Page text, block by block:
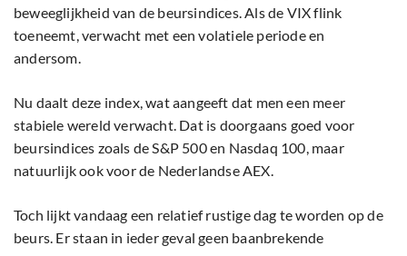
beweeglijkheid van de beursindices. Als de VIX flink
toeneemt, verwacht met een volatiele periode en
andersom.
Nu daalt deze index, wat aangeeft dat men een meer
stabiele wereld verwacht. Dat is doorgaans goed voor
beursindices zoals de S&P 500 en Nasdaq 100, maar
natuurlijk ook voor de Nederlandse AEX.
Toch lijkt vandaag een relatief rustige dag te worden op de
beurs. Er staan in ieder geval geen baanbrekende